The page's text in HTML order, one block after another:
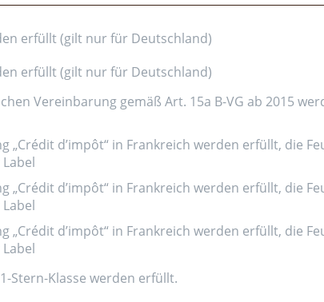
erfüllt (gilt nur für Deutschland)
erfüllt (gilt nur für Deutschland)
Vereinbarung gemäß Art. 15a B-VG ab 2015
„Crédit d’impôt“ in Frankreich werden erfüllt, die
„Crédit d’impôt“ in Frankreich werden erfüllt, die
„Crédit d’impôt“ in Frankreich werden erfüllt, die
Stern-Klasse werden erfüllt.